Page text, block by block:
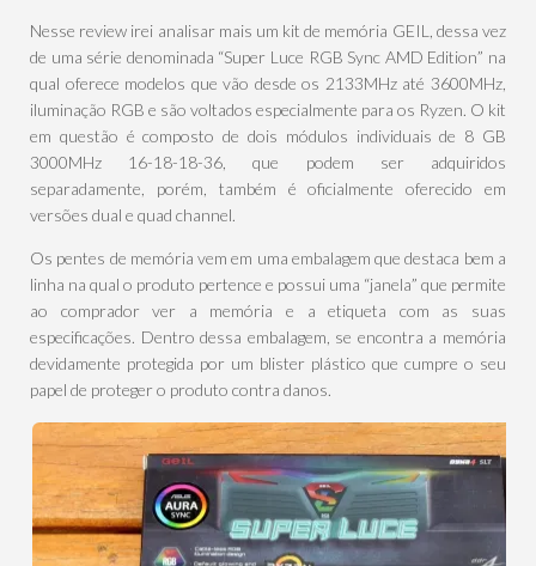
Nesse review irei analisar mais um kit de memória GEIL, dessa vez
de uma série denominada “Super Luce RGB Sync AMD Edition” na
qual oferece modelos que vão desde os 2133MHz até 3600MHz,
iluminação RGB e são voltados especialmente para os Ryzen. O kit
em questão é composto de dois módulos individuais de 8 GB
3000MHz 16-18-18-36, que podem ser adquiridos
separadamente, porém, também é oficialmente oferecido em
versões dual e quad channel.
Os pentes de memória vem em uma embalagem que destaca bem a
linha na qual o produto pertence e possui uma “janela” que permite
ao comprador ver a memória e a etiqueta com as suas
especificações. Dentro dessa embalagem, se encontra a memória
devidamente protegida por um blister plástico que cumpre o seu
papel de proteger o produto contra danos.